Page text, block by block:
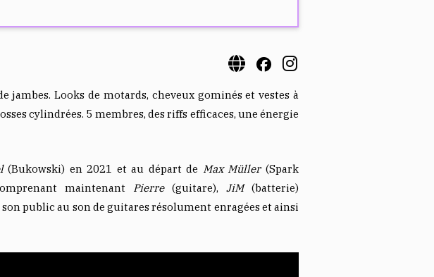
K
P
jambes. Looks de motards, cheveux gominés et vestes à
cylindrées. 5 membres, des riffs efficaces, une énergie
(Bukowski) en 2021 et au départ de Max Müller(Spark
maintenant Pierre(guitare), JiM(batterie)
public au son de guitares résolument enragées et ainsi